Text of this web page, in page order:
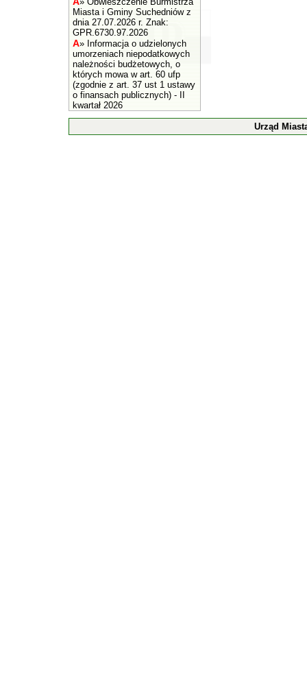
Miasta i Gminy Suchedniów z
dnia 27.07.2026 r. Znak:
GPR.6730.97.2026
A» Informacja o udzielonych
umorzeniach niepodatkowych
należności budżetowych, o
których mowa w art. 60 ufp
(zgodnie z art. 37 ust 1 ustawy
o finansach publicznych) - II
kwartał 2026
Urząd